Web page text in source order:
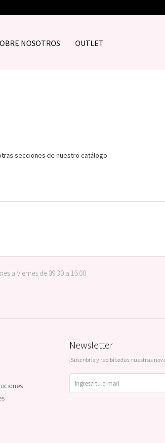
NOSOTROS OUTLET
secciones de nuestro catálogo.
a Viernes de 09:30 a 16:00
Newsletter
¡Suscribite y recibí todas nuestras